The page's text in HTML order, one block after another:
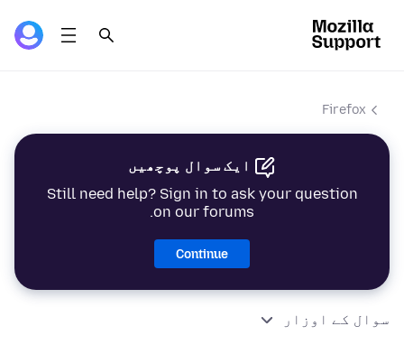
Firefox
ایک سوال پوچھیں
Still need help? Sign in to ask your question
on our forums.
Continue
سوال کے اوزار